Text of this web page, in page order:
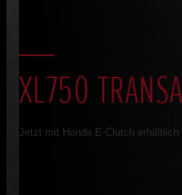
XL750
Jetzt mit Honda E-Clutch erhältlich